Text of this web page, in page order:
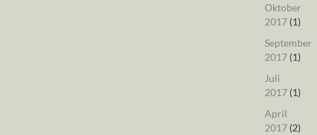
Oktober
2017(1)
September
2017(1)
Juli
2017(1)
April
2017(2)